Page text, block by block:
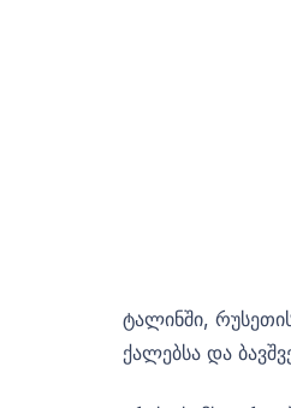
ტალინში,
ქალებსა და